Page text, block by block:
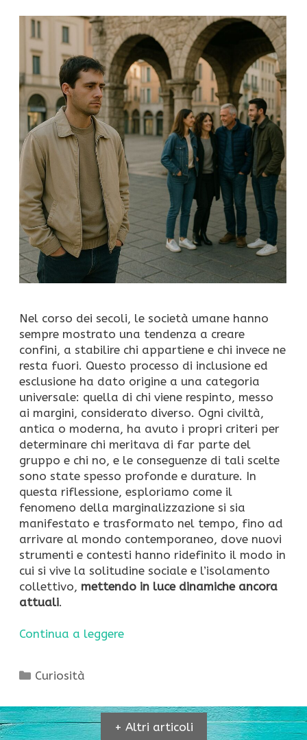
Nel corso dei secoli, le società umane hanno
sempre mostrato una tendenza a creare
confini, a stabilire chi appartiene e chi invece ne
resta fuori. Questo processo di inclusione ed
esclusione ha dato origine a una categoria
universale: quella di chi viene respinto, messo
ai margini, considerato diverso. Ogni civiltà,
antica o moderna, ha avuto i propri criteri per
determinare chi meritava di far parte del
gruppo e chi no, e le conseguenze di tali scelte
sono state spesso profonde e durature. In
questa riflessione, esploriamo come il
fenomeno della marginalizzazione si sia
manifestato e trasformato nel tempo, fino ad
arrivare al mondo contemporaneo, dove nuovi
strumenti e contesti hanno ridefinito il modo in
cui si vive la solitudine sociale e l’isolamento
collettivo, mettendo in luce dinamiche ancora
attuali.
Continua a leggere
Categorie
Curiosità
+ Altri articoli